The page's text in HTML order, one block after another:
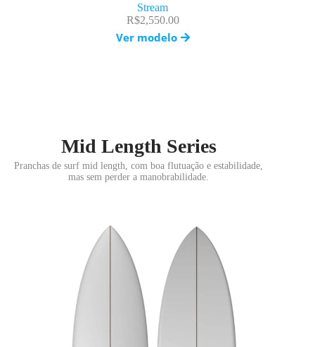
Stream
R$2,550.00
Ver modelo
Mid Length Series
Pranchas de surf mid length, com boa flutuação e estabilidade,
mas sem perder a manobrabilidade.